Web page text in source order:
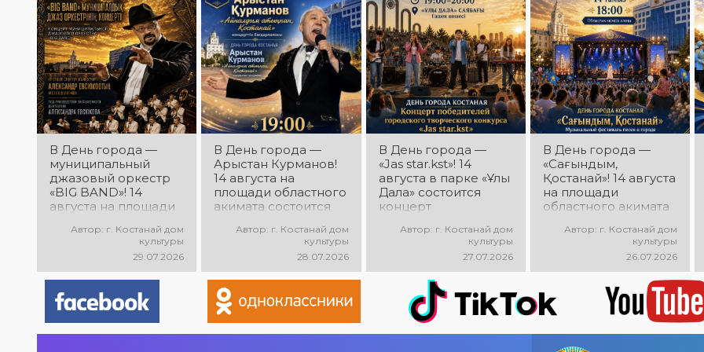
народного
творчества
мощная энергия и
праздничное
настроение!
В День города —
муниципальный
джазовый оркестр
«BIG BAND»! 14
августа на площади
состоится концерт
муниципального
джазового оркестра
«BIG BAND»!
Руководитель
оркестра —
заслуженный
деятель РК
Автор: г. Костанай дом
культуры
29.07.2026
В День города —
Арыстан Курманов!
14 августа на
площади областного
акимата состоится
программа
«Айналдым атыңнан,
Қостанай»! Вас ждут
любимые песни,
яркое выступление
и праздничное
Автор: г. Костанай дом
культуры
28.07.2026
В День города —
«Jas star.kst»! 14
августа в парке «Ұлы
Дала» состоится
концерт
городского
конкурса «Jas
star.kst»! Вас ждут
яркие выступления
молодых талантов,
современные песни,
мощная энергия и
Автор: г. Костанай дом
культуры
27.07.2026
В День города —
«Сағындым,
Қостанай»! 14 августа
на площади
областного акимата
музыкальный
фестиваль песен о
городе «Сағындым,
Қостанай»! Вас ждут
прекрасные песни о
родном городе,
яркие выступления и
праздничная
атмосфера!
Автор: г. Костанай дом
культуры
26.07.2026